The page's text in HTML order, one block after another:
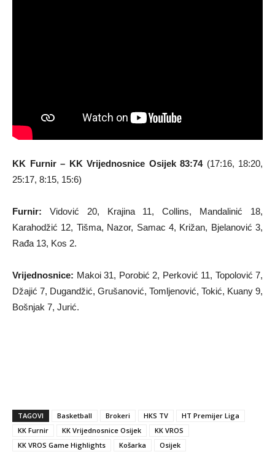
KK Furnir – KK Vrijednosnice Osijek 83:74(17:16, 18:20,
25:17, 8:15, 15:6)
Furnir: Vidović 20, Krajina 11, Collins, Mandalinić 18,
Karahodžić 12, Tišma, Nazor, Samac 4, Križan, Bjelanović 3,
Rađa 13, Kos 2.
Vrijednosnice: Makoi 31, Porobić 2, Perković 11, Topolović 7,
Džajić 7, Dugandžić, Grušanović, Tomljenović, Tokić, Kuany 9,
Bošnjak 7, Jurić.
TAGOVI Basketball Brokeri HKS TV
HT Premijer Liga
KK Furnir
KK Vrijednosnice Osijek
KK VROS
KK VROS Game Highlights
Košarka Osijek